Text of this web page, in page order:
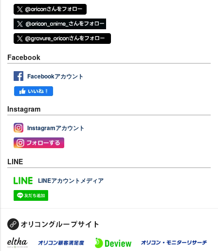
Facebook
Facebookアカウント
Instagram
Instagramアカウント
LINE
LINEアカウントメディア